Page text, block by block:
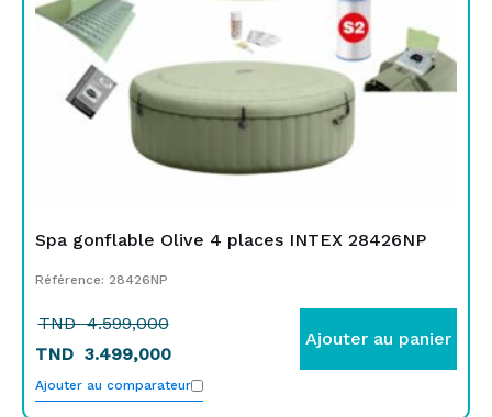
Spa gonflable Olive 4 places INTEX 28426NP
Référence: 28426NP
TND4.599,000
TND 3.499,000
Ajouter au panier
Ajouter au comparateur